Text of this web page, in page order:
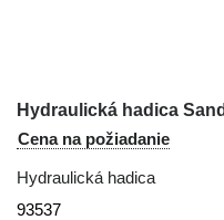
Hydraulická hadica
Cena na požiadanie
Hydraulická hadica
93537